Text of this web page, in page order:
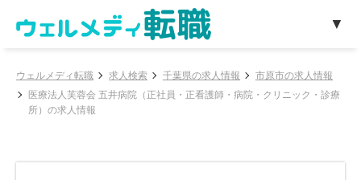
ウェルメディ転職 求人検索 千葉県の求人情報
市原市の求人情報
医療法人芙蓉会 五井病院（正社員・正看護師・病院・クリニック・診療
所）の求人情報